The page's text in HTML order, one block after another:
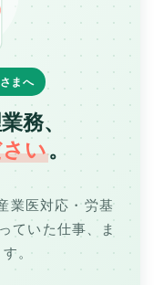
まへ
務、
い。
業医対応・労基
ていた仕事、ま
す。